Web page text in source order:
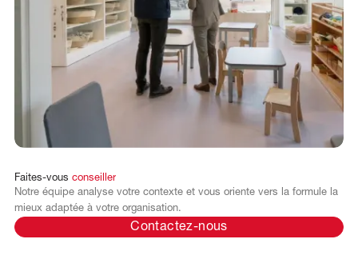
Faites-vous conseiller
Notre équipe analyse votre contexte et vous oriente vers la formule la
mieux adaptée à votre organisation.
Contactez-nous